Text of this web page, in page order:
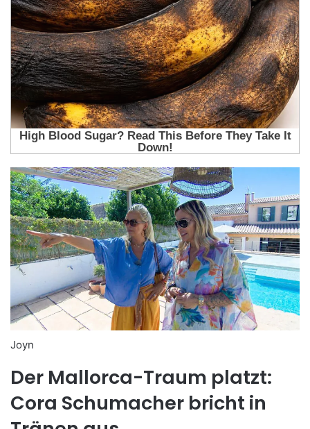
Joyn
Der Mallorca-Traum platzt:
Cora Schumacher bricht in